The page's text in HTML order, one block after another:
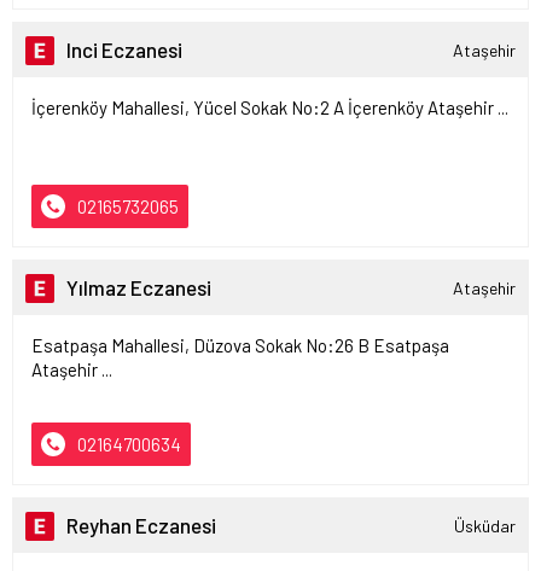
Inci Eczanesi Ataşehir
İçerenköy Mahallesi, Yücel Sokak No:2 A İçerenköy Ataşehir ...
02165732065
Yılmaz Eczanesi Ataşehir
Esatpaşa Mahallesi, Düzova Sokak No:26 B Esatpaşa
Ataşehir ...
02164700634
Reyhan Eczanesi Üsküdar